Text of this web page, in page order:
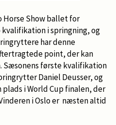
Horse Show ballet for
i springning, og
har denne
point, der kan
Sæsonens første kvalifikation
Daniel Deusser, og
i World Cup finalen, der
i Oslo er næsten altid